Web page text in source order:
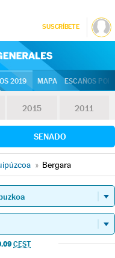
SUSCRÍBETE
2019 MAPA ESCAÑOS
2015 2011
SENADO
» Bergara
CEST